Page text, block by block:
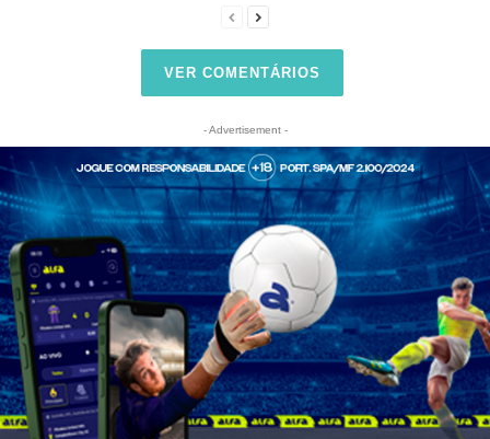
VER COMENTÁRIOS
- Advertisement -